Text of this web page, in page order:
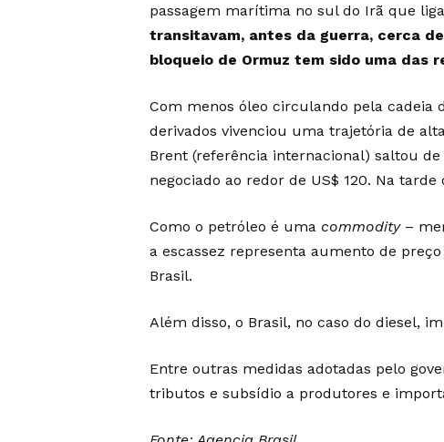
passagem marítima no sul do Irã que
transitavam, antes da guerra, cerca
bloqueio de Ormuz tem sido uma das
Com menos óleo circulando pela cadeia
derivados vivenciou uma trajetória de
Brent (referência internacional) saltou
negociado ao redor de US$ 120. Na
Como o petróleo é uma commodity–
a escassez representa aumento de
Brasil.
Além disso, o Brasil, no caso do diesel,
Entre outras medidas adotadas pelo
tributos e subsídio a produtores e